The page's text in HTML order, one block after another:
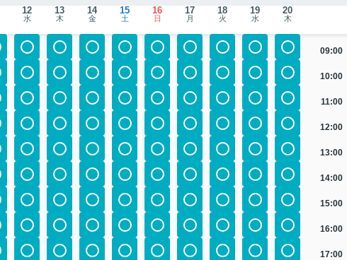
12
水
13
木
14
金
15
土
16
日
17
月
18
火
19
水
20
木
09:00
10:00
11:00
12:00
13:00
14:00
15:00
16:00
17:00